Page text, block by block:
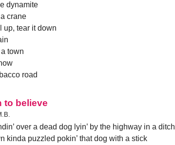
dynamite
crane
up, tear it down
town
road
to believe
over a dead dog lyin’ by the highway in a ditch
kinda puzzled pokin’ that dog with a stick